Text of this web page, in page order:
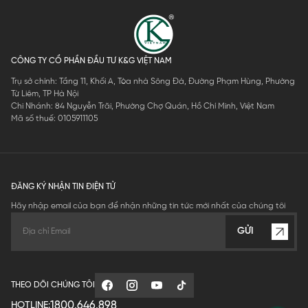
CÔNG TY CỔ PHẦN ĐẦU TƯ K&G VIỆT NAM
Trụ sở chính: Tầng 11, Khối A, Tòa nhà Sông Đà, Đường Phạm Hùng, Phường
Từ Liêm, TP Hà Nội
Chi Nhánh: 84 Nguyễn Trãi, Phường Chợ Quán, Hồ Chí Minh, Việt Nam
Mã số thuế: 0105911105
ĐĂNG KÝ NHẬN TIN ĐIỆN TỬ
Hãy nhập email của bạn để nhận những tin tức mới nhất của chúng tôi
GỬI
THEO DÕI CHÚNG TÔI
HOTLINE:1800.646.898